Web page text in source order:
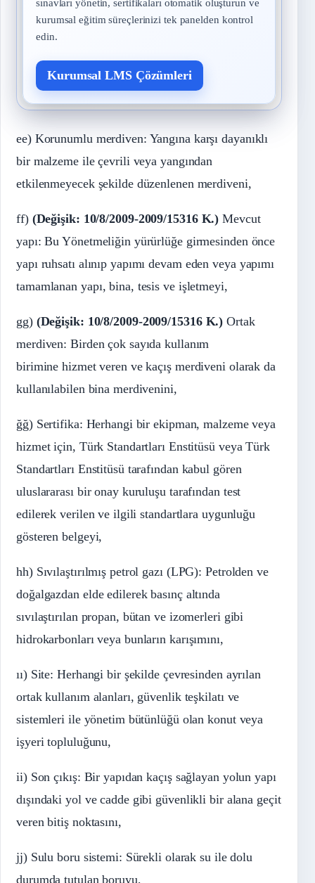
sınavları yönetin, sertifikaları otomatik oluşturun ve
kurumsal eğitim süreçlerinizi tek panelden kontrol
edin.
Kurumsal LMS Çözümleri
ee) Korunumlu merdiven: Yangına karşı dayanıklı
bir malzeme ile çevrili veya yangından
etkilenmeyecek şekilde düzenlenen merdiveni,
ff) (Değişik: 10/8/2009-2009/15316 K.) Mevcut
yapı: Bu Yönetmeliğin yürürlüğe girmesinden önce
yapı ruhsatı alınıp yapımı devam eden veya yapımı
tamamlanan yapı, bina, tesis ve işletmeyi,
gg) (Değişik: 10/8/2009-2009/15316 K.) Ortak
merdiven: Birden çok sayıda kullanım
birimine hizmet veren ve kaçış merdiveni olarak da
kullanılabilen bina merdivenini,
ğğ) Sertifika: Herhangi bir ekipman, malzeme veya
hizmet için, Türk Standartları Enstitüsü veya Türk
Standartları Enstitüsü tarafından kabul gören
uluslararası bir onay kuruluşu tarafından test
edilerek verilen ve ilgili standartlara uygunluğu
gösteren belgeyi,
hh) Sıvılaştırılmış petrol gazı (LPG): Petrolden ve
doğalgazdan elde edilerek basınç altında
sıvılaştırılan propan, bütan ve izomerleri gibi
hidrokarbonları veya bunların karışımını,
ıı) Site: Herhangi bir şekilde çevresinden ayrılan
ortak kullanım alanları, güvenlik teşkilatı ve
sistemleri ile yönetim bütünlüğü olan konut veya
işyeri topluluğunu,
ii) Son çıkış: Bir yapıdan kaçış sağlayan yolun yapı
dışındaki yol ve cadde gibi güvenlikli bir alana geçit
veren bitiş noktasını,
jj) Sulu boru sistemi: Sürekli olarak su ile dolu
durumda tutulan boruyu,